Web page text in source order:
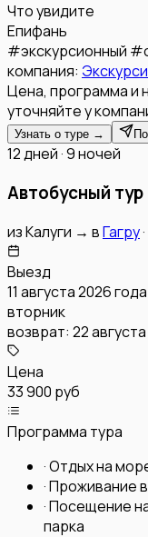
Что увидите
Епифань
#экскурсионный #
компания:
Цена, программа и
уточняйте у
Узнать о туре →
12 дней · 9 ночей
Автобусный
изКалуги → вГагру·
Выезд
11 августа 2026 года
вторник
возврат: 22
Цена
33 900 руб
Программа тура
·Отдых на
·Проживание
·Посещение
парка